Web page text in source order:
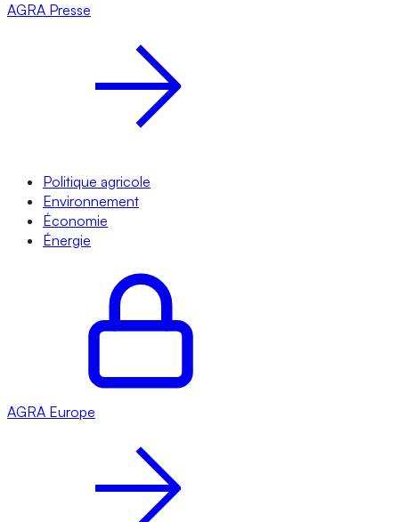
AGRA Presse
Politique agricole
Environnement
Économie
Énergie
AGRA Europe